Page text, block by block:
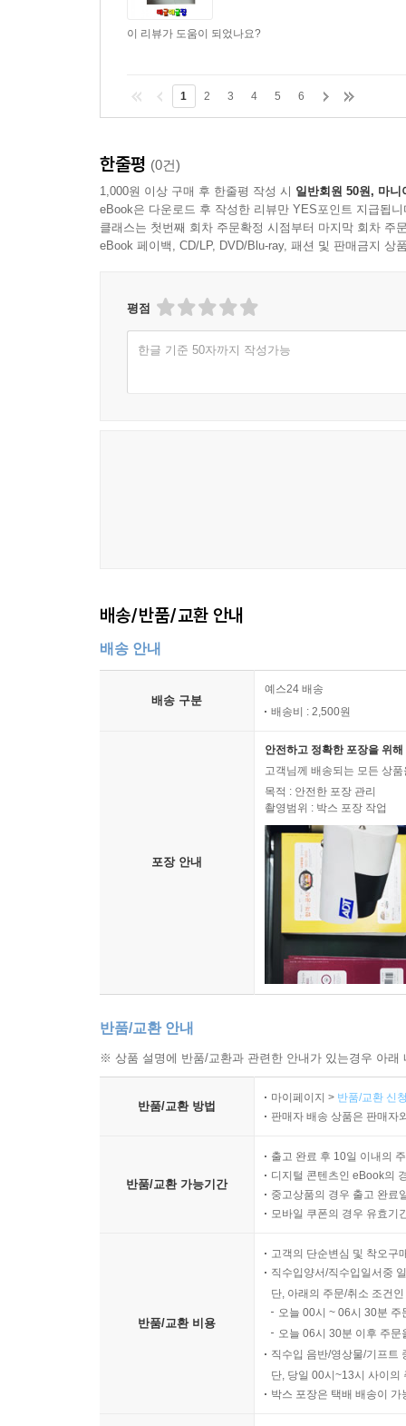
이 리뷰가 도움이 되었나요?
1 2 3 4 5 6
한줄평 (0건)
1,000원 이상 구매 후 한줄평 작성 시 일반회원 50원, 마니
eBook은 다운로드 후 작성한 리뷰만 YES포인트 지급됩니
클래스는 첫번째 회차 주문확정 시점부터 마지막 회차 주
eBook 페이백, CD/LP, DVD/Blu-ray, 패션 및 판매금지 상
평점
한글 기준 50자까지 작성가능
배송/반품/교환 안내
배송 안내
배송 구분
예스24 배송
배송비 : 2,500원
포장 안내
안전하고 정확한 포장을 위
고객님께 배송되는 모든 상
목적 : 안전한 포장 관리
촬영범위 : 박스 포장 작업
반품/교환 안내
※ 상품 설명에 반품/교환과 관련한 안내가 있는경우 아
반품/교환 방법
마이페이지 > 반품/교환 신
판매자 배송 상품은 판매자
반품/교환 가능기간
출고 완료 후 10일 이내의
디지털 콘텐츠인 eBook의
중고상품의 경우 출고 완료
모바일 쿠폰의 경우 유효기
반품/교환 비용
고객의 단순변심 및 착오구
직수입양서/직수입일서중
단, 아래의 주문/취소 조건
오늘 00시 ~ 06시 30분
오늘 06시 30분 이후 주
직수입 음반/영상물/기프트
단, 당일 00시~13시 사이의
박스 포장은 택배 배송이